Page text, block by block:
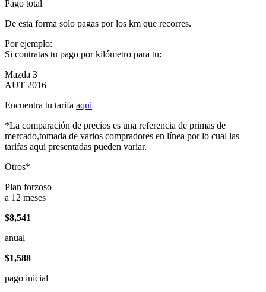
Pago total
De esta forma solo pagas por los km que recorres.
Por ejemplo:
Si contratas tu pago por kilómetro para tu:
Mazda 3
AUT 2016
Encuentra tu tarifa aqui
*La comparación de precios es una referencia de primas de
mercado,tomada de varios compradores en línea por lo cual las
tarifas aqui presentadas pueden variar.
Otros*
Plan forzoso
a 12 meses
$8,541
anual
$1,588
pago inicial